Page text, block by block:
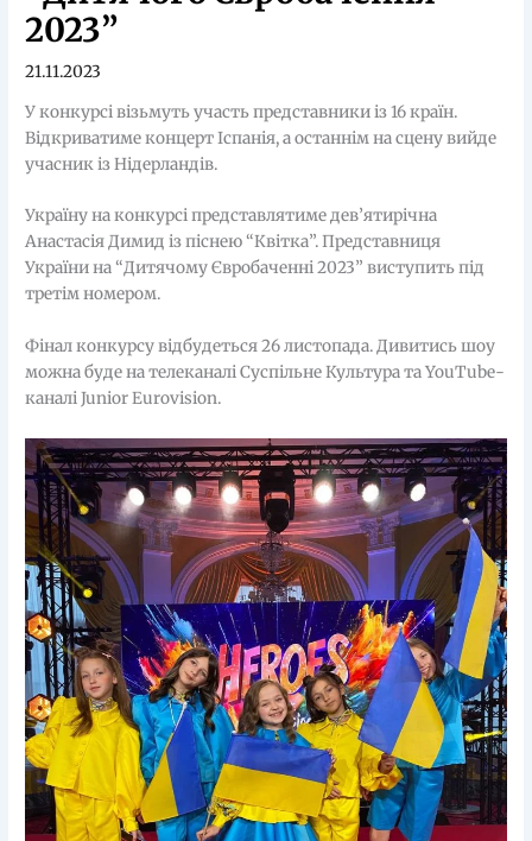
2023”
21.11.2023
У конкурсі візьмуть участь представники із 16 країн.
Відкриватиме концерт Іспанія, а останнім на сцену вийде
учасник із Нідерландів.
Україну на конкурсі представлятиме дев’ятирічна
Анастасія Димид із піснею “Квітка”. Представниця
України на “Дитячому Євробаченні 2023” виступить під
третім номером.
Фінал конкурсу відбудеться 26 листопада. Дивитись шоу
можна буде на телеканалі Суспільне Культура та YouTube-
каналі Junior Eurovision.